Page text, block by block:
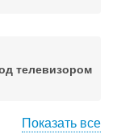
телевизором
Показать все